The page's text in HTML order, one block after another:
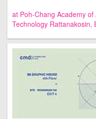
at Poh-Chang Academy
Technology Rattanakosin,